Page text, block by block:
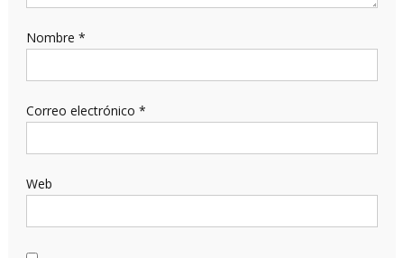
Nombre *
Correo electrónico *
Web